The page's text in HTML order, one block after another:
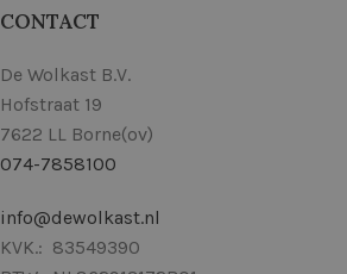
CONTACT
De Wolkast B.V.
Hofstraat 19
7622 LL Borne(ov)
074-7858100
info@dewolkast.nl
KVK.: 83549390